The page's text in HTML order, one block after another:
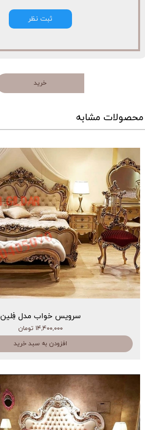
ثبت نظر
خرید
محصولات مشابه
سرویس خواب مدل فِلین
۱۴,۴۰۰,۰۰۰ تومان
افزودن به سبد خرید